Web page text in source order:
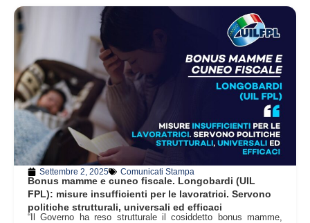
Settembre 2, 2025 Comunicati Stampa
Bonus mamme e cuneo fiscale. Longobardi (UIL
FPL): misure insufficienti per le lavoratrici. Servono
politiche strutturali, universali ed efficaci
“Il Governo ha reso strutturale il cosiddetto bonus mamme,